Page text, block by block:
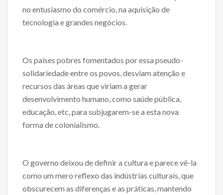
no entusiasmo do comércio, na aquisição de
tecnologia e grandes negócios.
Os países pobres fomentados por essa pseudo-
solidariedade entre os povos, desviam atenção e
recursos das áreas que viriam a gerar
desenvolvimento humano, como saúde pública,
educação, etc, para subjugarem-se a esta nova
forma de colonialismo.
O governo deixou de definir a cultura e parece vê-la
como um mero reflexo das indústrias culturais, que
obscurecem as diferenças e as práticas, mantendo